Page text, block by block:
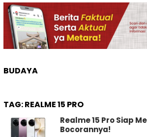
BUDAYA
TAG:REALME 15 PRO
Realme 15 Pro Siap
Bocorannya!